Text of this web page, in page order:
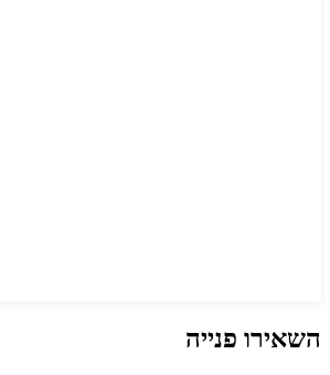
השאירו פנייה